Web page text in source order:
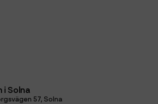
i Solna
57, Solna